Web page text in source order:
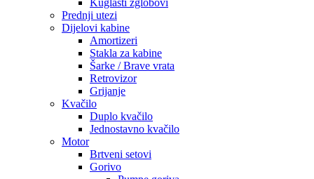
Prednji utezi
Dijelovi kabine
Amortizeri
Stakla za kabine
Šarke / Brave vrata
Retrovizor
Grijanje
Kvačilo
Duplo kvačilo
Jednostavno kvačilo
Motor
Brtveni setovi
Gorivo